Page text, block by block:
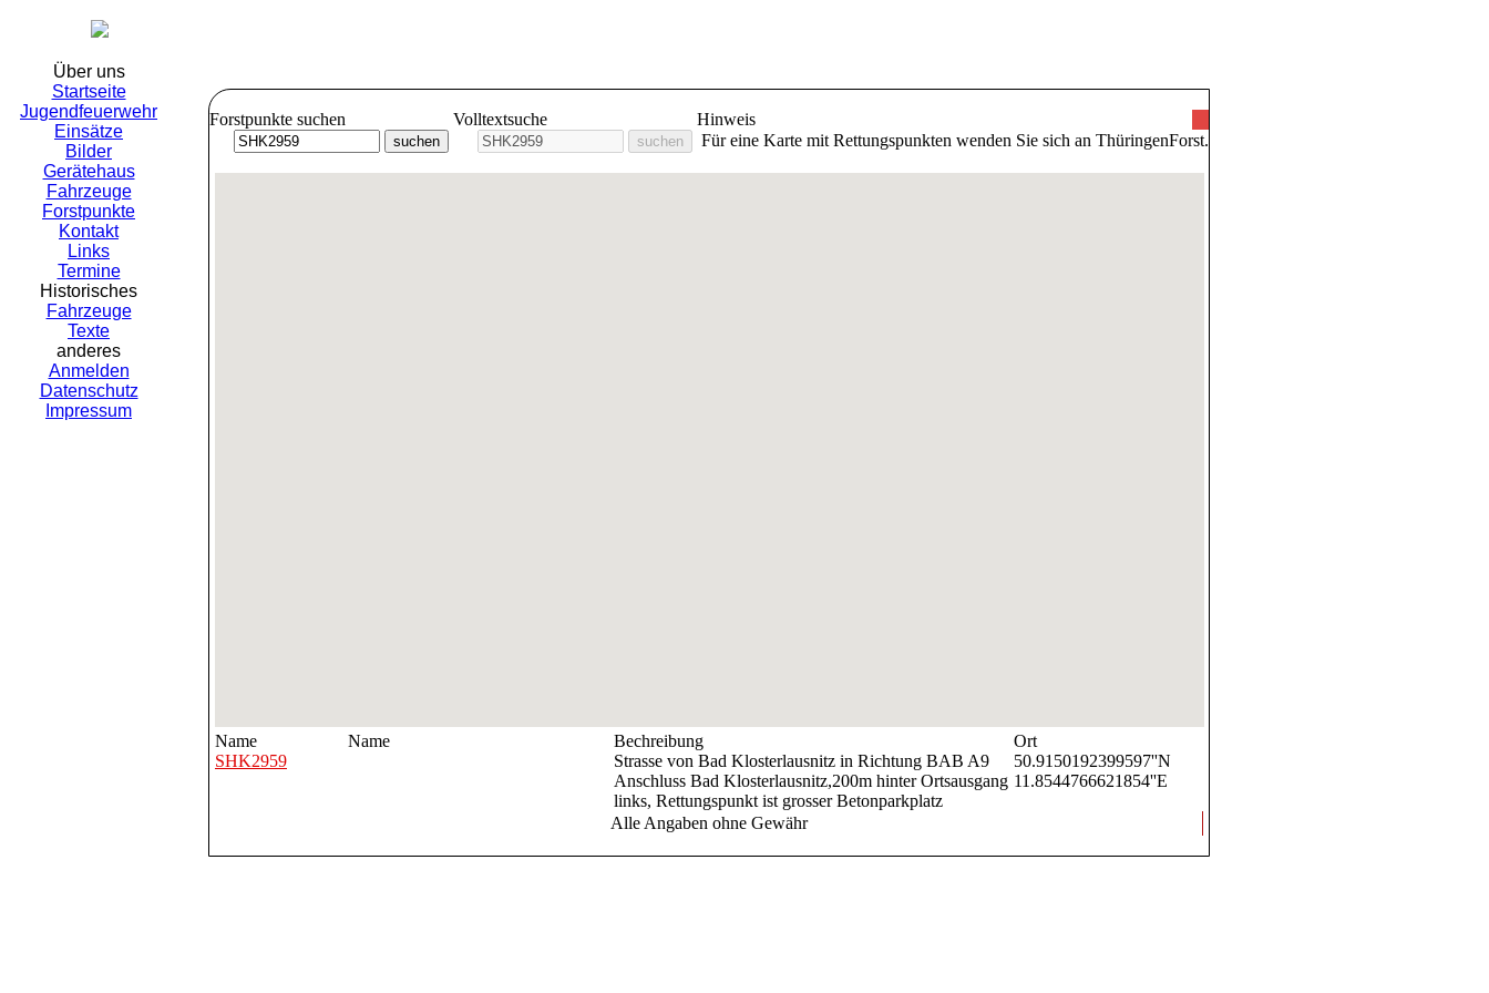
Über uns
Startseite
Jugendfeuerwehr
Einsätze
Bilder
Gerätehaus
Fahrzeuge
Forstpunkte
Kontakt
Links
Termine
Historisches
Fahrzeuge
Texte
anderes
Anmelden
Datenschutz
Impressum
Forstpunkte suchen Volltextsuche
Hinweis
Für eine Karte mit Rettungspunkten wenden Sie sich an ThüringenForst.
Name Name Bechreibung
Ort
SHK2959
Strasse von Bad Klosterlausnitz in Richtung BAB A9
Anschluss Bad Klosterlausnitz,200m hinter Ortsausgang
links, Rettungspunkt ist grosser Betonparkplatz
50.9150192399597''N
11.8544766621854''E
Alle Angaben ohne Gewähr